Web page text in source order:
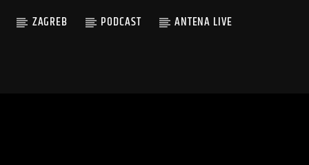
ZAGREB PODCAST ANTENA LIVE